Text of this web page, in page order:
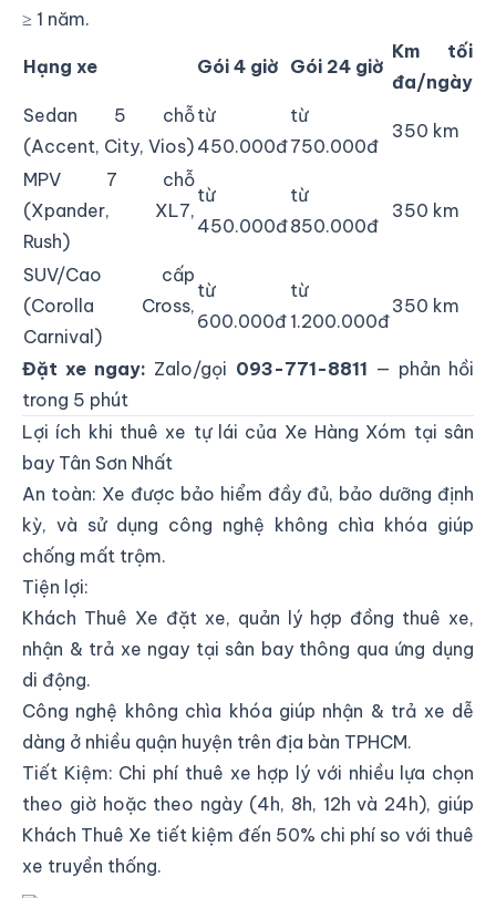
≥ 1 năm.
Hạng xe Gói 4 giờ Gói 24 giờ
Km tối
đa/ngày
Sedan 5 chỗ
(Accent, City, Vios)
từ
450.000đ
từ
750.000đ
350 km
MPV 7 chỗ
(Xpander, XL7,
Rush)
từ
450.000đ
từ
850.000đ
350 km
SUV/Cao cấp
(Corolla Cross,
Carnival)
từ
600.000đ
từ
1.200.000đ
350 km
Đặt xe ngay: Zalo/gọi 093-771-8811 — phản hồi
trong 5 phút
Lợi ích khi thuê xe tự lái của Xe Hàng Xóm tại sân
bay Tân Sơn Nhất
An toàn: Xe được bảo hiểm đầy đủ, bảo dưỡng định
kỳ, và sử dụng công nghệ không chìa khóa giúp
chống mất trộm.
Tiện lợi:
Khách Thuê Xe đặt xe, quản lý hợp đồng thuê xe,
nhận & trả xe ngay tại sân bay thông qua ứng dụng
di động.
Công nghệ không chìa khóa giúp nhận & trả xe dễ
dàng ở nhiều quận huyện trên địa bàn TPHCM.
Tiết Kiệm: Chi phí thuê xe hợp lý với nhiều lựa chọn
theo giờ hoặc theo ngày (4h, 8h, 12h và 24h), giúp
Khách Thuê Xe tiết kiệm đến 50% chi phí so với thuê
xe truyền thống.